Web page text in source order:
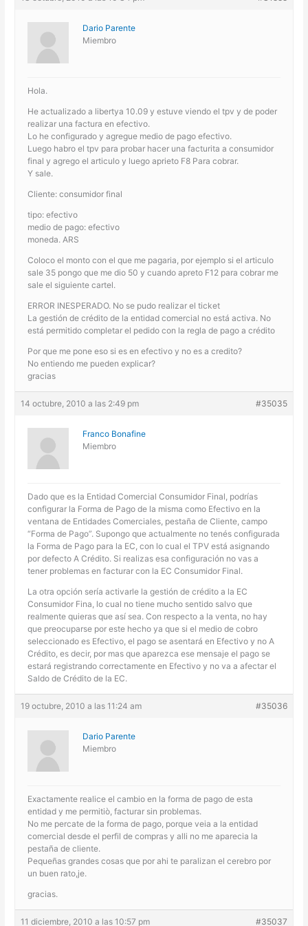
Dario Parente
Miembro
Hola.
He actualizado a libertya 10.09 y estuve viendo el tpv y de poder
realizar una factura en efectivo.
Lo he configurado y agregue medio de pago efectivo.
Luego habro el tpv para probar hacer una facturita a consumidor
final y agrego el articulo y luego aprieto F8 Para cobrar.
Y sale.
Cliente: consumidor final
tipo: efectivo
medio de pago: efectivo
moneda. ARS
Coloco el monto con el que me pagaria, por ejemplo si el articulo
sale 35 pongo que me dio 50 y cuando apreto F12 para cobrar me
sale el siguiente cartel.
ERROR INESPERADO. No se pudo realizar el ticket
La gestión de crédito de la entidad comercial no está activa. No
está permitido completar el pedido con la regla de pago a crédito
Por que me pone eso si es en efectivo y no es a credito?
No entiendo me pueden explicar?
gracias
14 octubre, 2010 a las 2:49 pm #35035
Franco Bonafine
Miembro
Dado que es la Entidad Comercial Consumidor Final, podrías
configurar la Forma de Pago de la misma como Efectivo en la
ventana de Entidades Comerciales, pestaña de Cliente, campo
“Forma de Pago”. Supongo que actualmente no tenés configurada
la Forma de Pago para la EC, con lo cual el TPV está asignando
por defecto A Crédito. Si realizas esa configuración no vas a
tener problemas en facturar con la EC Consumidor Final.
La otra opción sería activarle la gestión de crédito a la EC
Consumidor Fina, lo cual no tiene mucho sentido salvo que
realmente quieras que así sea. Con respecto a la venta, no hay
que preocuparse por este hecho ya que si el medio de cobro
seleccionado es Efectivo, el pago se asentará en Efectivo y no A
Crédito, es decir, por mas que aparezca ese mensaje el pago se
estará registrando correctamente en Efectivo y no va a afectar el
Saldo de Crédito de la EC.
19 octubre, 2010 a las 11:24 am #35036
Dario Parente
Miembro
Exactamente realice el cambio en la forma de pago de esta
entidad y me permitiò, facturar sin problemas.
No me percate de la forma de pago, porque veia a la entidad
comercial desde el perfil de compras y alli no me aparecia la
pestaña de cliente.
Pequeñas grandes cosas que por ahi te paralizan el cerebro por
un buen rato,je.
gracias.
11 diciembre, 2010 a las 10:57 pm #35037